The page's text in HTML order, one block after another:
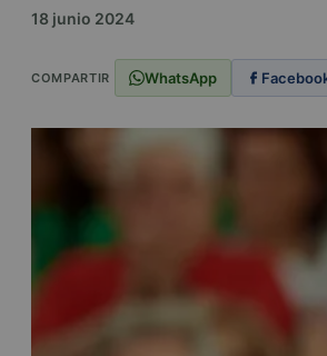
18 junio 2024
COMPARTIR WhatsApp